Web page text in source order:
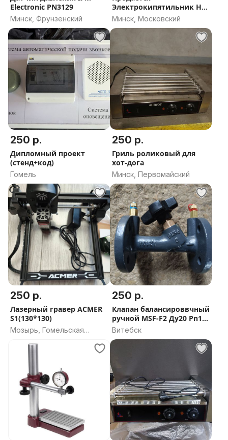
Electronic PN3129
Минск, Фрунзенский
Электрокипятильник HU
RAKAN HKN-HVB12
Минск, Московский
250 р.
Дипломный проект
(стенд+код)
Гомель
250 р.
Гриль роликовый для
хот-дога
Минск, Первомайский
250 р.
Лазерный гравер ACMER
S1(130*130)
Мозырь, Гомельская
250 р.
Клапан балансироввчный
ручной MSF-F2 Ду20 Pn16
чуг
Витебск